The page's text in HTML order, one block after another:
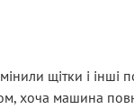
щітки і інші
хоча машина